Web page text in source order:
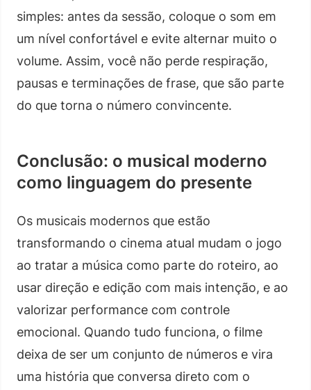
simples: antes da sessão, coloque o som em
um nível confortável e evite alternar muito o
volume. Assim, você não perde respiração,
pausas e terminações de frase, que são parte
do que torna o número convincente.
Conclusão: o musical moderno
como linguagem do presente
Os musicais modernos que estão
transformando o cinema atual mudam o jogo
ao tratar a música como parte do roteiro, ao
usar direção e edição com mais intenção, e ao
valorizar performance com controle
emocional. Quando tudo funciona, o filme
deixa de ser um conjunto de números e vira
uma história que conversa direto com o